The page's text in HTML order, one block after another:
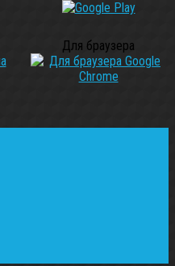
Для браузера